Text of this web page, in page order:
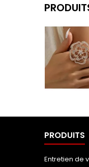
PRODUITS
Entretien de